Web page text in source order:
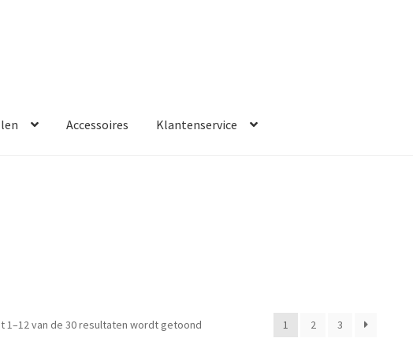
Accessoires Klantenservice
1–12 van de 30 resultaten wordt getoond 1 2 3